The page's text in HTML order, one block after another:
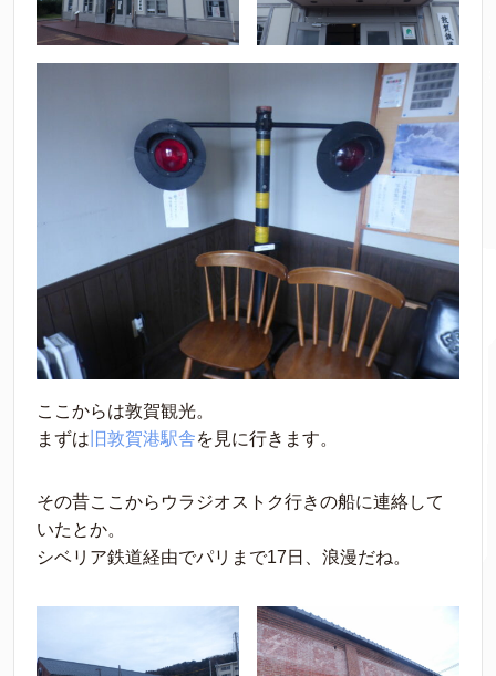
ここからは敦賀観光。
まずは 旧敦賀港駅舎を見に行きます。
その昔ここからウラジオストク行きの船に連絡して
いたとか。
シベリア鉄道経由でパリまで17日、浪漫だね。